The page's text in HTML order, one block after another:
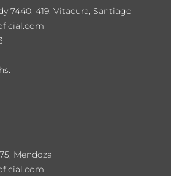
7440, 419, Vitacura, Santiago
Mendoza